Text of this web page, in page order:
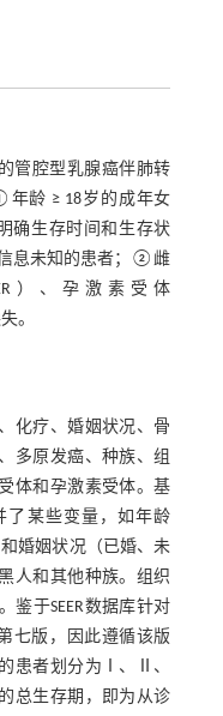
管腔型乳腺癌伴肺转
龄 ≥ 18岁的成年女
生存时间和生存状
息未知的患者；②雌
）、孕激素受体
。
化疗、婚姻状况、骨
多原发癌、种族、组
体和孕激素受体。基
了某些变量，如年龄
和婚姻状况（已婚、未
人和其他种族。组织
鉴于SEER数据库针对
七版，因此遵循该版
患者划分为Ⅰ、Ⅱ、
总生存期，即为从诊